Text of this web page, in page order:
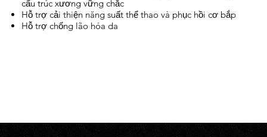
cấu trúc xương vững chắc
Hỗ trợ cải thiện năng suất thể thao và phục hồi cơ bắp
Hỗ trợ chống lão hóa da